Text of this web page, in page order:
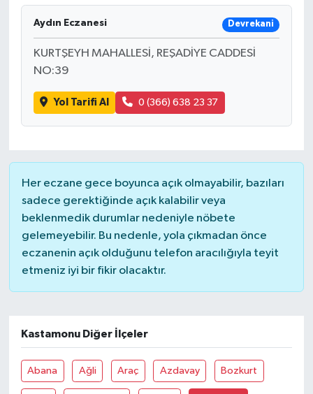
Aydın Eczanesi Devrekani
KURTŞEYH MAHALLESİ, REŞADİYE CADDESİ
NO:39
Yol Tarifi Al 0 (366) 638 23 37
Her eczane gece boyunca açık olmayabilir, bazıları
sadece gerektiğinde açık kalabilir veya
beklenmedik durumlar nedeniyle nöbete
gelemeyebilir. Bu nedenle, yola çıkmadan önce
eczanenin açık olduğunu telefon aracılığıyla teyit
etmeniz iyi bir fikir olacaktır.
Kastamonu Diğer İlçeler
Abana Ağli Araç Azdavay Bozkurt
GÖRDES
KÖPRÜBAŞI
SELENDİ
SOMA
BİLİM VE TEKNOLOJİ
YAZARLAR
MANİSA'YI KEŞFET
TÜRKİYE'DE TREND HABERLER
ÖZEL HABER